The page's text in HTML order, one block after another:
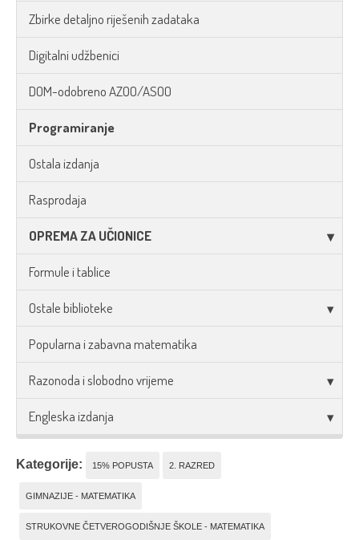
Zbirke detaljno riješenih zadataka
Digitalni udžbenici
DOM-odobreno AZOO/ASOO
Programiranje
Ostala izdanja
Rasprodaja
OPREMA ZA UČIONICE
Formule i tablice
Ostale biblioteke
Popularna i zabavna matematika
Razonoda i slobodno vrijeme
Engleska izdanja
Kategorije: 15% POPUSTA 2. RAZRED
GIMNAZIJE - MATEMATIKA
STRUKOVNE ČETVEROGODIŠNJE ŠKOLE - MATEMATIKA